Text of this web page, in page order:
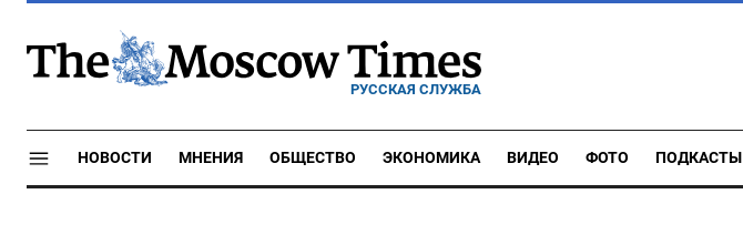
РУССКАЯ СЛУЖБА
НОВОСТИ МНЕНИЯ ОБЩЕСТВО ЭКОНОМИКА ВИДЕО ФОТО ПОДКАСТЫ